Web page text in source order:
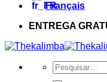
Français
ENTREGA
Procurar
por: